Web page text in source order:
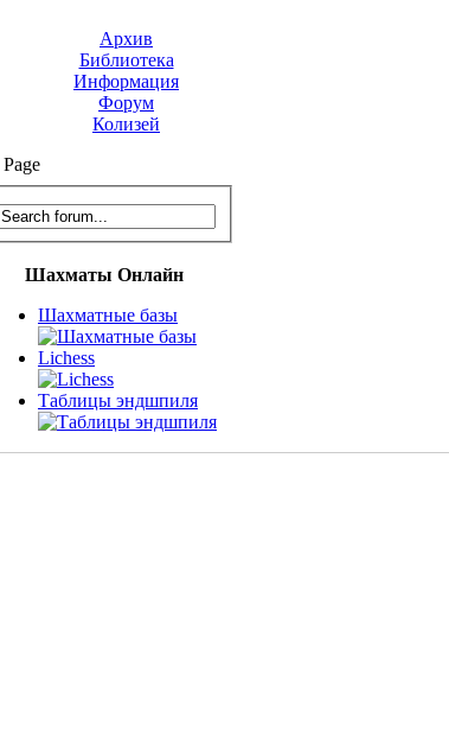
Архив
Библиотека
Информация
Форум
Колизей
Шахматы Онлайн
Шахматные базы
Lichess
Таблицы эндшпиля